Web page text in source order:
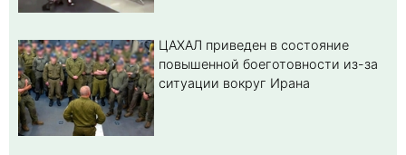
ЦАХАЛ приведен в состояние
повышенной боеготовности из-за
ситуации вокруг Ирана